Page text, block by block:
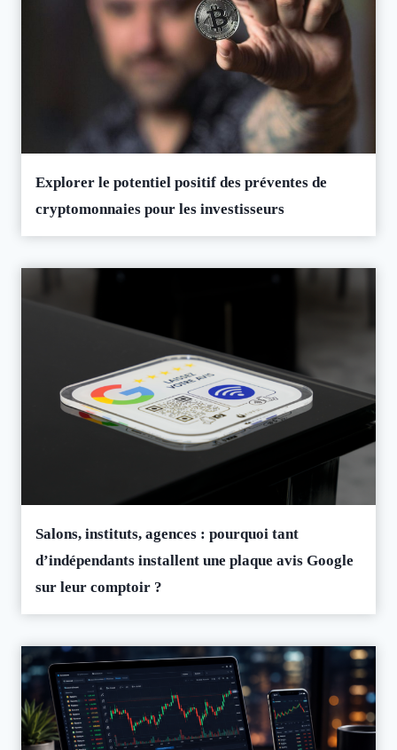
Explorer le potentiel positif des préventes de
cryptomonnaies pour les investisseurs
Salons, instituts, agences : pourquoi tant
d’indépendants installent une plaque avis Google
sur leur comptoir ?